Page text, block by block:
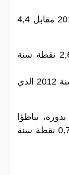
وهكذا بلغ معدل نمو الناتج الداخلي الإجمالي غير الفلاحي 2,3 في المائة سنة 2013 مقابل 4,4
وحسب المندوبية فقد انتقلت مساهمة الطلب النهائي الداخلي في النمو من 2,6 نقطة سنة
وهكذا حافظت نفقات الاستهلاك النهائي للأسر بالحجم على نفس معدل النمو لسنة 2012 الذي
تباطؤا
منتقلا من 7,9 في المائة سنة 2012 إلى 3,7 سنة 2013، مساهما في النمو ب 0,7 نقطة سنة